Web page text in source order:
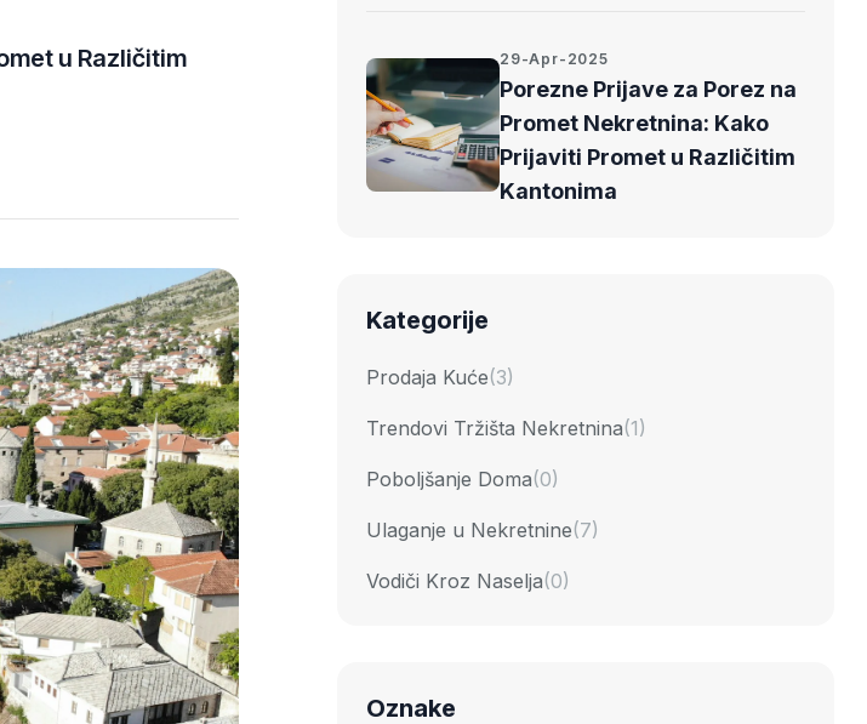
u Različitim
29-Apr-2025
Porezne Prijave za Porez na
Promet Nekretnina: Kako
Prijaviti Promet u Različitim
Kantonima
Kategorije
Prodaja Kuće(3)
Trendovi Tržišta Nekretnina(1)
Poboljšanje Doma(0)
Ulaganje u Nekretnine(7)
Vodiči Kroz Naselja(0)
Oznake